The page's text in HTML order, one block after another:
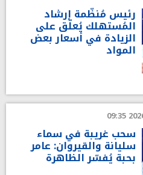
رئيس مُنظّمة إرشاد
المُستهلك يُعلّق على
الزيادة في أسعار بعض
المواد
سحب غريبة في سماء
سليانة والقيروان: عامر
بحبة يُفسّر الظاهرة